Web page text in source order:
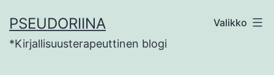
sisältöön
PSEUDORIINA
*Kirjallisuusterapeuttinen blogi
Valikko